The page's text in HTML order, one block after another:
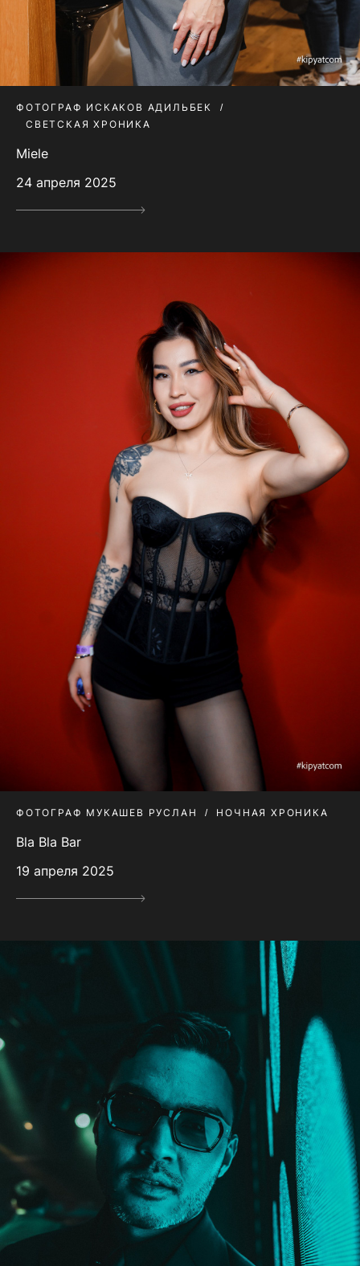
ФОТОГРАФ ИСКАКОВ АДИЛЬБЕК
СВЕТСКАЯ ХРОНИКА
Miele
24 апреля 2025
ФОТОГРАФ МУКАШЕВ РУСЛАН НОЧНАЯ ХРОНИКА
Bla Bla Bar
19 апреля 2025